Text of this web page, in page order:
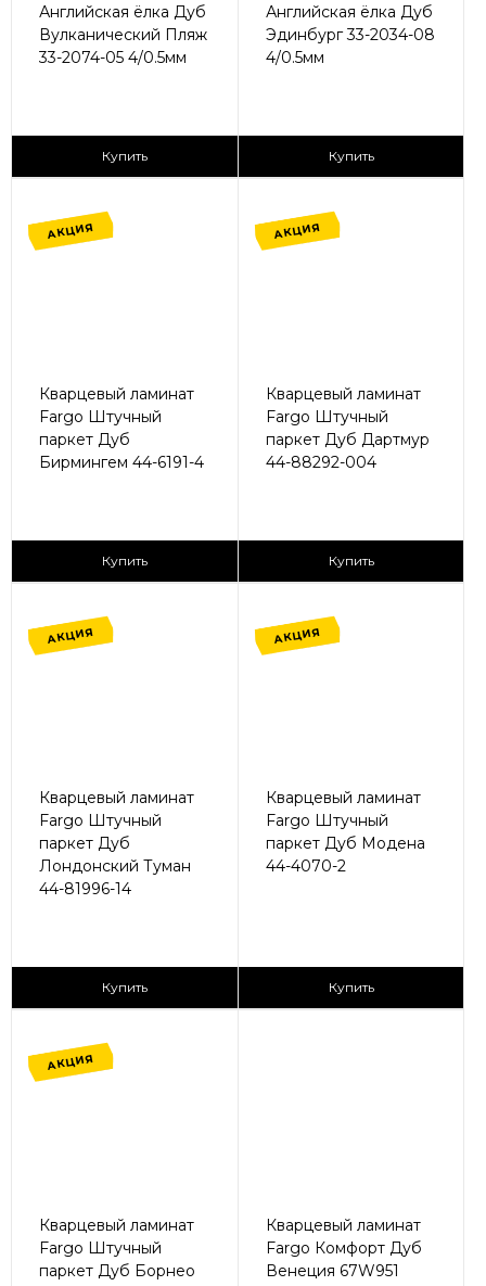
Английская ёлка Дуб
Вулканический Пляж
33-2074-05 4/0.5мм
2
Купить
Английская ёлка Дуб
Эдинбург 33-2034-08
4/0.5мм
2
Купить
АКЦИЯ
Кварцевый ламинат
Fargo Штучный
паркет Дуб
Бирмингем 44-6191-4
2
Купить
АКЦИЯ
Кварцевый ламинат
Fargo Штучный
паркет Дуб Дартмур
44-88292-004
2
Купить
АКЦИЯ
Кварцевый ламинат
Fargo Штучный
паркет Дуб
Лондонский Туман
44-81996-14
2
Купить
АКЦИЯ
Кварцевый ламинат
Fargo Штучный
паркет Дуб Модена
44-4070-2
2
Купить
АКЦИЯ
Кварцевый ламинат
Fargo Штучный
паркет Дуб Борнео
Кварцевый ламинат
Fargo Комфорт Дуб
Венеция 67W951